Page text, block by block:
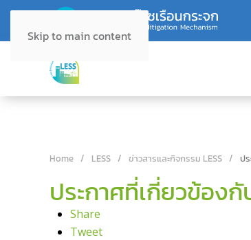
Skip to main content
Home LESS ข่าวสารและกิจกรรม LESS ป
ประกาศที่เกี่ยวข้อง
Share
Tweet